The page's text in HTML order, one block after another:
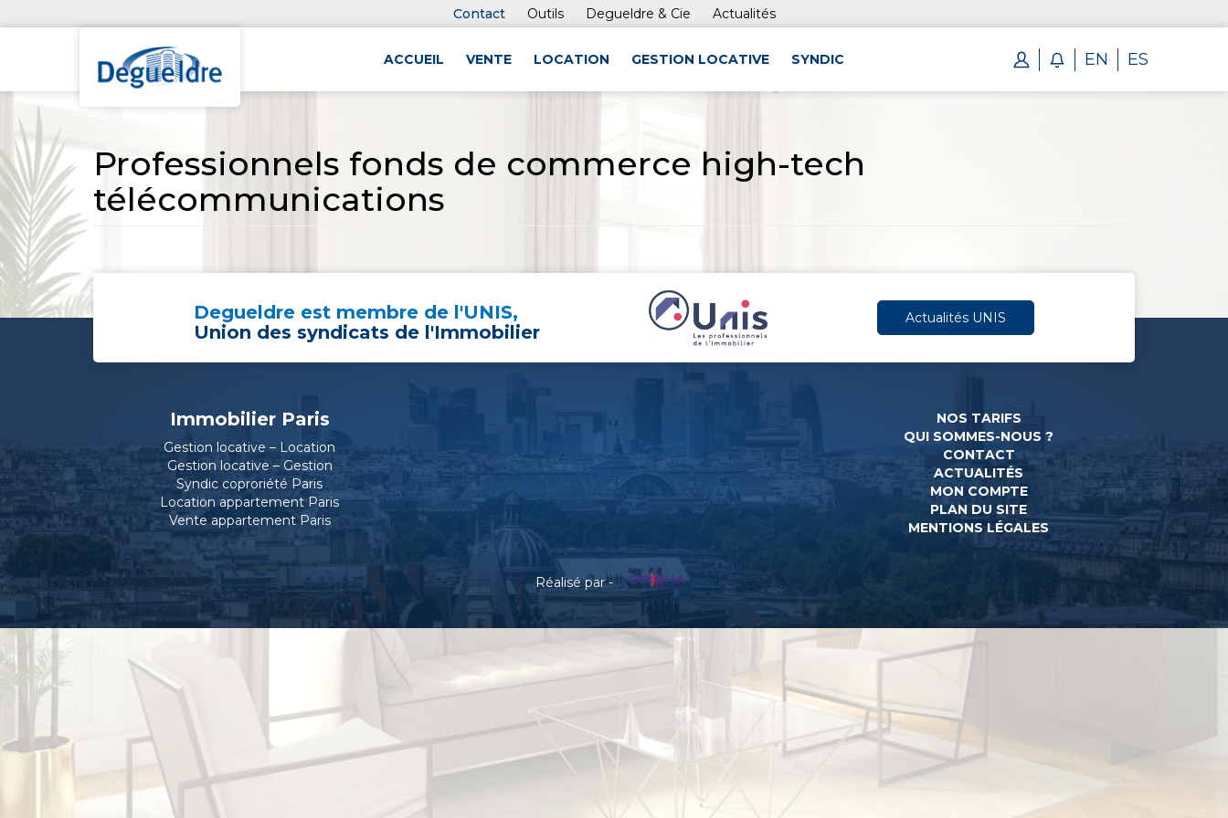
Contact Outils Degueldre & Cie Actualités
ACCUEIL VENTE LOCATION GESTION LOCATIVE SYNDIC EN ES
Professionnels fonds de commerce high-tech
télécommunications
Degueldre est membre de l'UNIS,
Union des syndicats de l'Immobilier
Actualités UNIS
Immobilier Paris
Gestion locative – Location
Gestion locative – Gestion
Syndic coproriété Paris
Location appartement Paris
Vente appartement Paris
NOS TARIFS
QUI SOMMES-NOUS ?
CONTACT
ACTUALITÉS
MON COMPTE
PLAN DU SITE
MENTIONS LÉGALES
Réalisé par -